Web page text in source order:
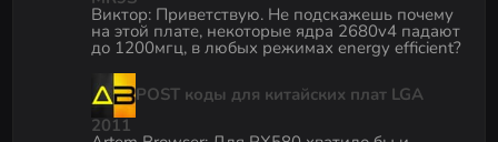
Виктор: Приветствую. Не подскажешь почему
на этой плате, некоторые ядра 2680v4 падают
до 1200мгц, в любых режимах energy efficient?
POST коды для китайских плат LGA
2011